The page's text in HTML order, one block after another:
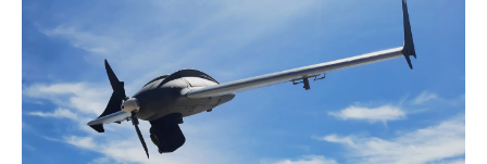
Solo UAS
Rápido y eficiente. Rendimiento avanzado, velocidad